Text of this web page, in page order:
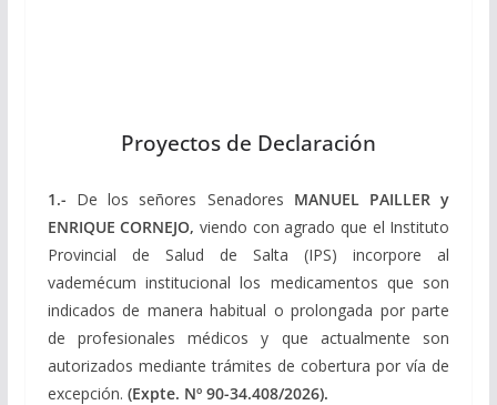
Proyectos de Declaración
1.- De los señores Senadores MANUEL PAILLER y
ENRIQUE CORNEJO,viendo con agrado que el Instituto
Provincial de Salud de Salta (IPS) incorpore al
vademécum institucional los medicamentos que son
indicados de manera habitual o prolongada por parte
de profesionales médicos y que actualmente son
autorizados mediante trámites de cobertura por vía de
excepción. (Expte. Nº 90-34.408/2026).